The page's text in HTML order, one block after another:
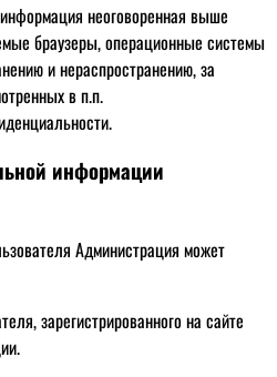
неоговоренная выше
браузеры, операционные системы
и нераспространению, за
в п.п.
информации
Администрация может
зарегистрированного на сайте